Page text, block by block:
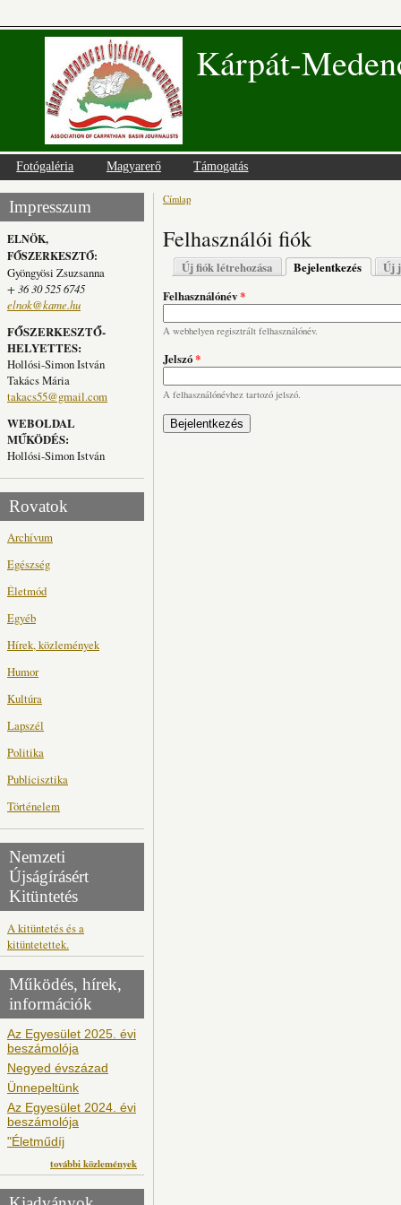
Kárpát-
Fotógaléria Magyarerő Támogatás
Impresszum
ELNÖK,
FŐSZERKESZTŐ:
Gyöngyösi Zsuzsanna
+ 36 30 525 6745
elnok@kame.hu
FŐSZERKESZTŐ-
HELYETTES:
Hollósi-Simon István
Takács Mária
takacs55@gmail.com
WEBOLDAL
MŰKÖDÉS:
Hollósi-Simon István
Rovatok
Archívum
Egészség
Életmód
Egyéb
Hírek, közlemények
Humor
Kultúra
Lapszél
Politika
Publicisztika
Történelem
Nemzeti
Újságírásért
Kitüntetés
A kitüntetés és a
kitüntetettek.
Működés, hírek,
információk
Az Egyesület 2025. évi
beszámolója
Negyed évszázad
Ünnepeltünk
Az Egyesület 2024. évi
beszámolója
"Életműdíj
további közlemények
Jelenlegi hely
Címlap
Felhasználói fiók
Elsődleges fülek
Új fiók létrehozása Bejelentkezés (aktív
Új
Felhasználónév*
A webhelyen regisztrált felhasználónév.
Jelszó*
A felhasználónévhez tartozó jelszó.